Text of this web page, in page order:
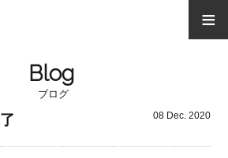
≡
Blog
ブログ
08 Dec. 2020